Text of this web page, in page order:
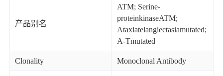
产品别名
ATM; Serine-
proteinkinaseATM;
Ataxiatelangiectasiamutated;
A-Tmutated
Clonality Monoclonal Antibody